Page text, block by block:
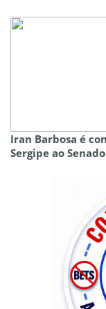
Iran Barbosa é
Sergipe ao Senado